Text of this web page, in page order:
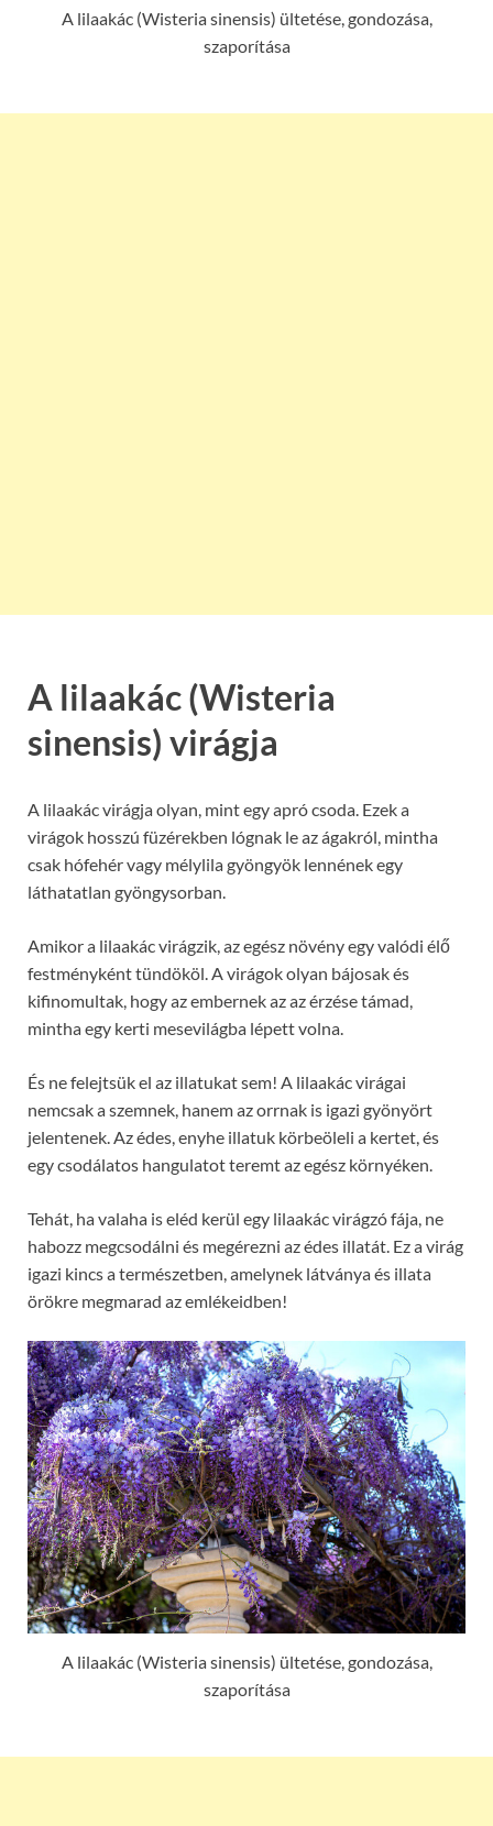
A lilaakác (Wisteria sinensis) ültetése, gondozása,
szaporítása
A lilaakác (Wisteria
sinensis) virágja
A lilaakác virágja olyan, mint egy apró csoda. Ezek a
virágok hosszú füzérekben lógnak le az ágakról, mintha
csak hófehér vagy mélylila gyöngyök lennének egy
láthatatlan gyöngysorban.
Amikor a lilaakác virágzik, az egész növény egy valódi élő
festményként tündököl. A virágok olyan bájosak és
kifinomultak, hogy az embernek az az érzése támad,
mintha egy kerti mesevilágba lépett volna.
És ne felejtsük el az illatukat sem! A lilaakác virágai
nemcsak a szemnek, hanem az orrnak is igazi gyönyört
jelentenek. Az édes, enyhe illatuk körbeöleli a kertet, és
egy csodálatos hangulatot teremt az egész környéken.
Tehát, ha valaha is eléd kerül egy lilaakác virágzó fája, ne
habozz megcsodálni és megérezni az édes illatát. Ez a virág
igazi kincs a természetben, amelynek látványa és illata
örökre megmarad az emlékeidben!
A lilaakác (Wisteria sinensis) ültetése, gondozása,
szaporítása